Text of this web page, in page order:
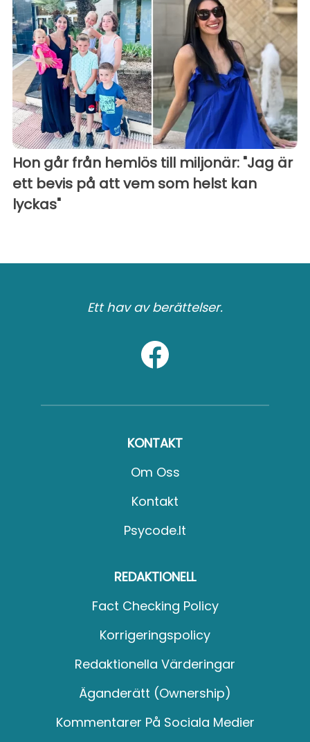
Hon går från hemlös till miljonär: "Jag är
ett bevis på att vem som helst kan
lyckas"
Ett hav av berättelser.
KONTAKT
Om Oss
Kontakt
Psycode.it
REDAKTIONELL
Fact Checking Policy
Korrigeringspolicy
Redaktionella Värderingar
Äganderätt (Ownership)
Kommentarer På Sociala Medier